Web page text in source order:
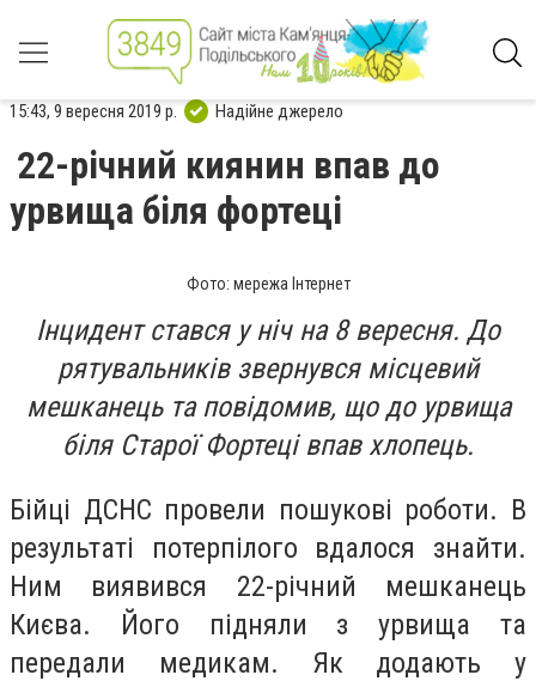
15:43, 9 вересня 2019 р. Надійне джерело
22-річний киянин впав до
урвища біля фортеці
Фото: мережа Інтернет
Інцидент стався у ніч на 8 вересня. До
рятувальників звернувся місцевий
мешканець та повідомив, що до урвища
біля Старої Фортеці впав хлопець.
Бійці ДСНС провели пошукові роботи. В
результаті потерпілого вдалося знайти.
Ним виявився 22-річний мешканець
Києва. Його підняли з урвища та
передали медикам. Як додають у